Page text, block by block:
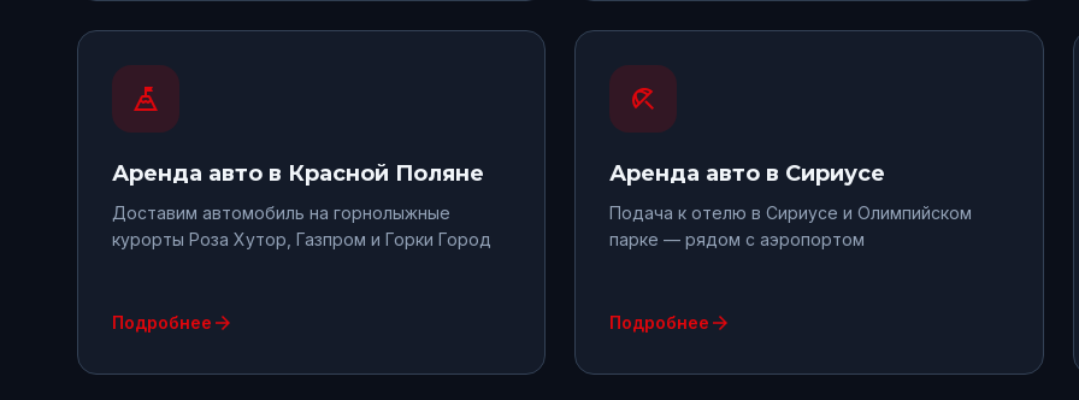
mountain_flag
Аренда авто в Красной Поляне
Доставим автомобиль на горнолыжные
курорты Роза Хутор, Газпром и Горки Город
Подробнее arrow_forward
beach_access
Аренда авто в Сириусе
Подача к отелю в Сириусе и Олимпийском
парке — рядом с аэропортом
Подробнее arrow_forward